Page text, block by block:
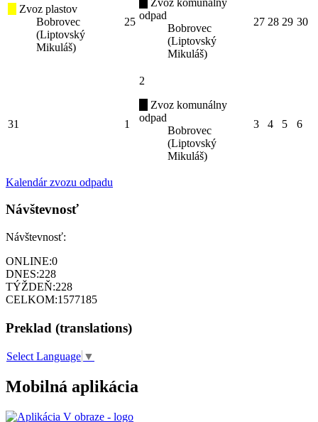
Zvoz plastov
Bobrovec
(Liptovský
Mikuláš)
25
odpad
Bobrovec
(Liptovský
Mikuláš)
27 28 29 30
31 1
2
Zvoz komunálny
odpad
Bobrovec
(Liptovský
Mikuláš)
3 4 5 6
Kalendár zvozu odpadu
Návštevnosť
Návštevnosť:
ONLINE:0
DNES:228
TÝŽDEŇ:228
CELKOM:1577185
Preklad (translations)
Select Language ▼
Mobilná aplikácia